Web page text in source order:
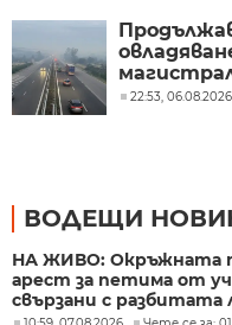
22:53, 06.08.2026
ВОДЕЩИ
НА ЖИВО: Окръжната
арест за петима от
свързани с